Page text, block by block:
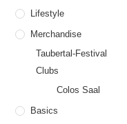
Lifestyle
Merchandise
Taubertal-Festival
Clubs
Colos Saal
Basics